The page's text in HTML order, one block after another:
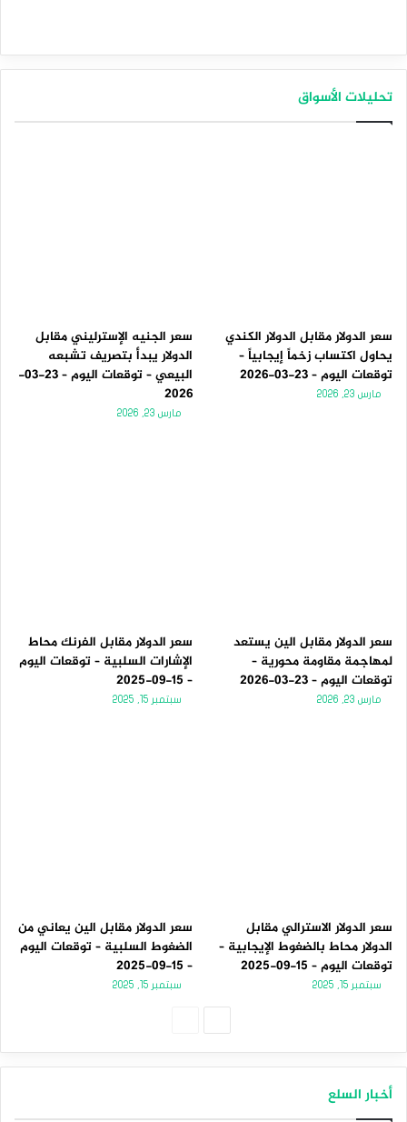
تحليلات الأسواق
سعر الدولار مقابل الدولار الكندي
يحاول اكتساب زخماً إيجابياً –
توقعات اليوم – 23-03-2026
مارس 23, 2026
سعر الجنيه الإسترليني مقابل
الدولار يبدأ بتصريف تشبعه
البيعي – توقعات اليوم – 23-03-
2026
مارس 23, 2026
سعر الدولار مقابل الين يستعد
لمهاجمة مقاومة محورية –
توقعات اليوم – 23-03-2026
مارس 23, 2026
سعر الدولار مقابل الفرنك محاط
الإشارات السلبية – توقعات اليوم
– 15-09-2025
سبتمبر 15, 2025
سعر الدولار الاسترالي مقابل
الدولار محاط بالضغوط الإيجابية –
توقعات اليوم – 15-09-2025
سبتمبر 15, 2025
سعر الدولار مقابل الين يعاني من
الضغوط السلبية – توقعات اليوم
– 15-09-2025
سبتمبر 15, 2025
أخبار السلع